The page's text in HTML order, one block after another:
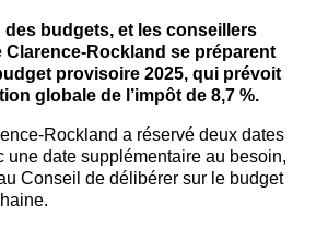
des budgets, et les conseillers
Clarence-Rockland se préparent
provisoire 2025, qui prévoit
globale de l’impôt de 8,7 %.
Rockland a réservé deux dates
une date supplémentaire au besoin,
Conseil de délibérer sur le budget